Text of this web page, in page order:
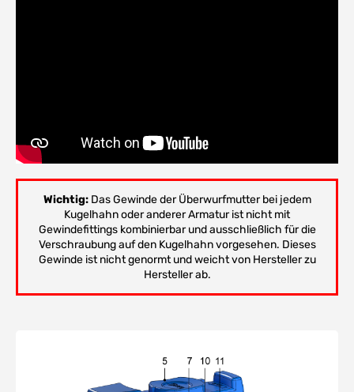
Wichtig:Das Gewinde der Überwurfmutter bei jedem
Kugelhahn oder anderer Armatur ist nicht mit
Gewindefittings kombinierbar und ausschließlich für die
Verschraubung auf den Kugelhahn vorgesehen. Dieses
Gewinde ist nicht genormt und weicht von Hersteller zu
Hersteller ab.